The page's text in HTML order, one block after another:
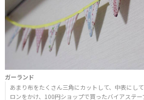
ガーランド
あまり布をたくさん三角にカットして、中表にし
ロンをかけ、100円ショップで買ったバイアステ